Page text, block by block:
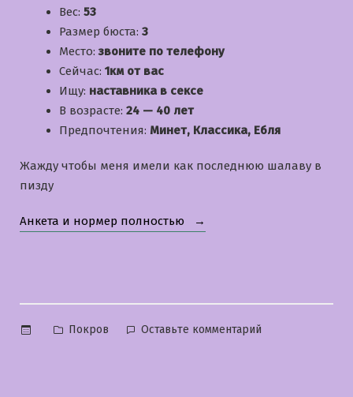
Вес: 53
Размер бюста: 3
Место:звоните по телефону
Сейчас: 1км от вас
Ищу: наставника в сексе
В возрасте: 24 — 40 лет
Предпочтения: Минет, Классика, Ебля
Жажду чтобы меня имели как последнюю шалаву в
пизду
Анкета и нормер полностью «Лиза»
Опубликовано
Покров Оставьте комментарий